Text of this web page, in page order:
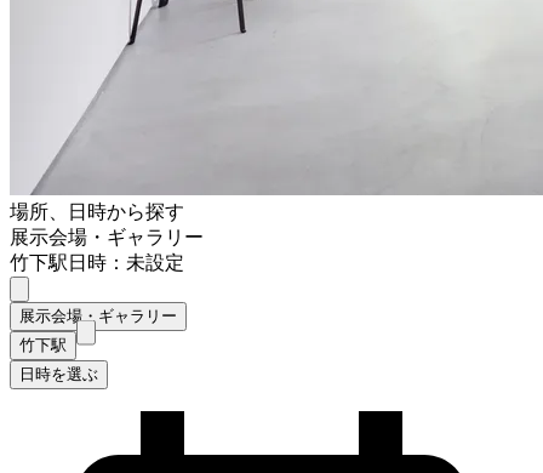
場所、日時から探す
展示会場・ギャラリー
竹下駅日時：未設定
展示会場・ギャラリー
竹下駅
日時を選ぶ